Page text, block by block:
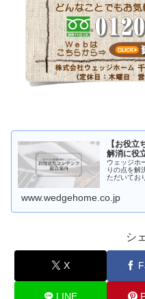
【お役
解消に役
ウェッジホ
りの点を解
ただいてお
めたけど
www.wedgehome.co.jp
シ
X
LINE